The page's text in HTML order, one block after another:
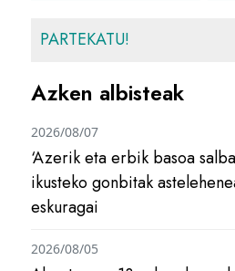
PARTEKATU!
Azken albisteak
‘Azerik eta erbik basoa
ikusteko gonbitak
eskuragai
2026/08/07
2026/08/05